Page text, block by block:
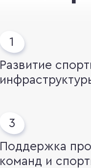
Развитие
Поддержка
команд и